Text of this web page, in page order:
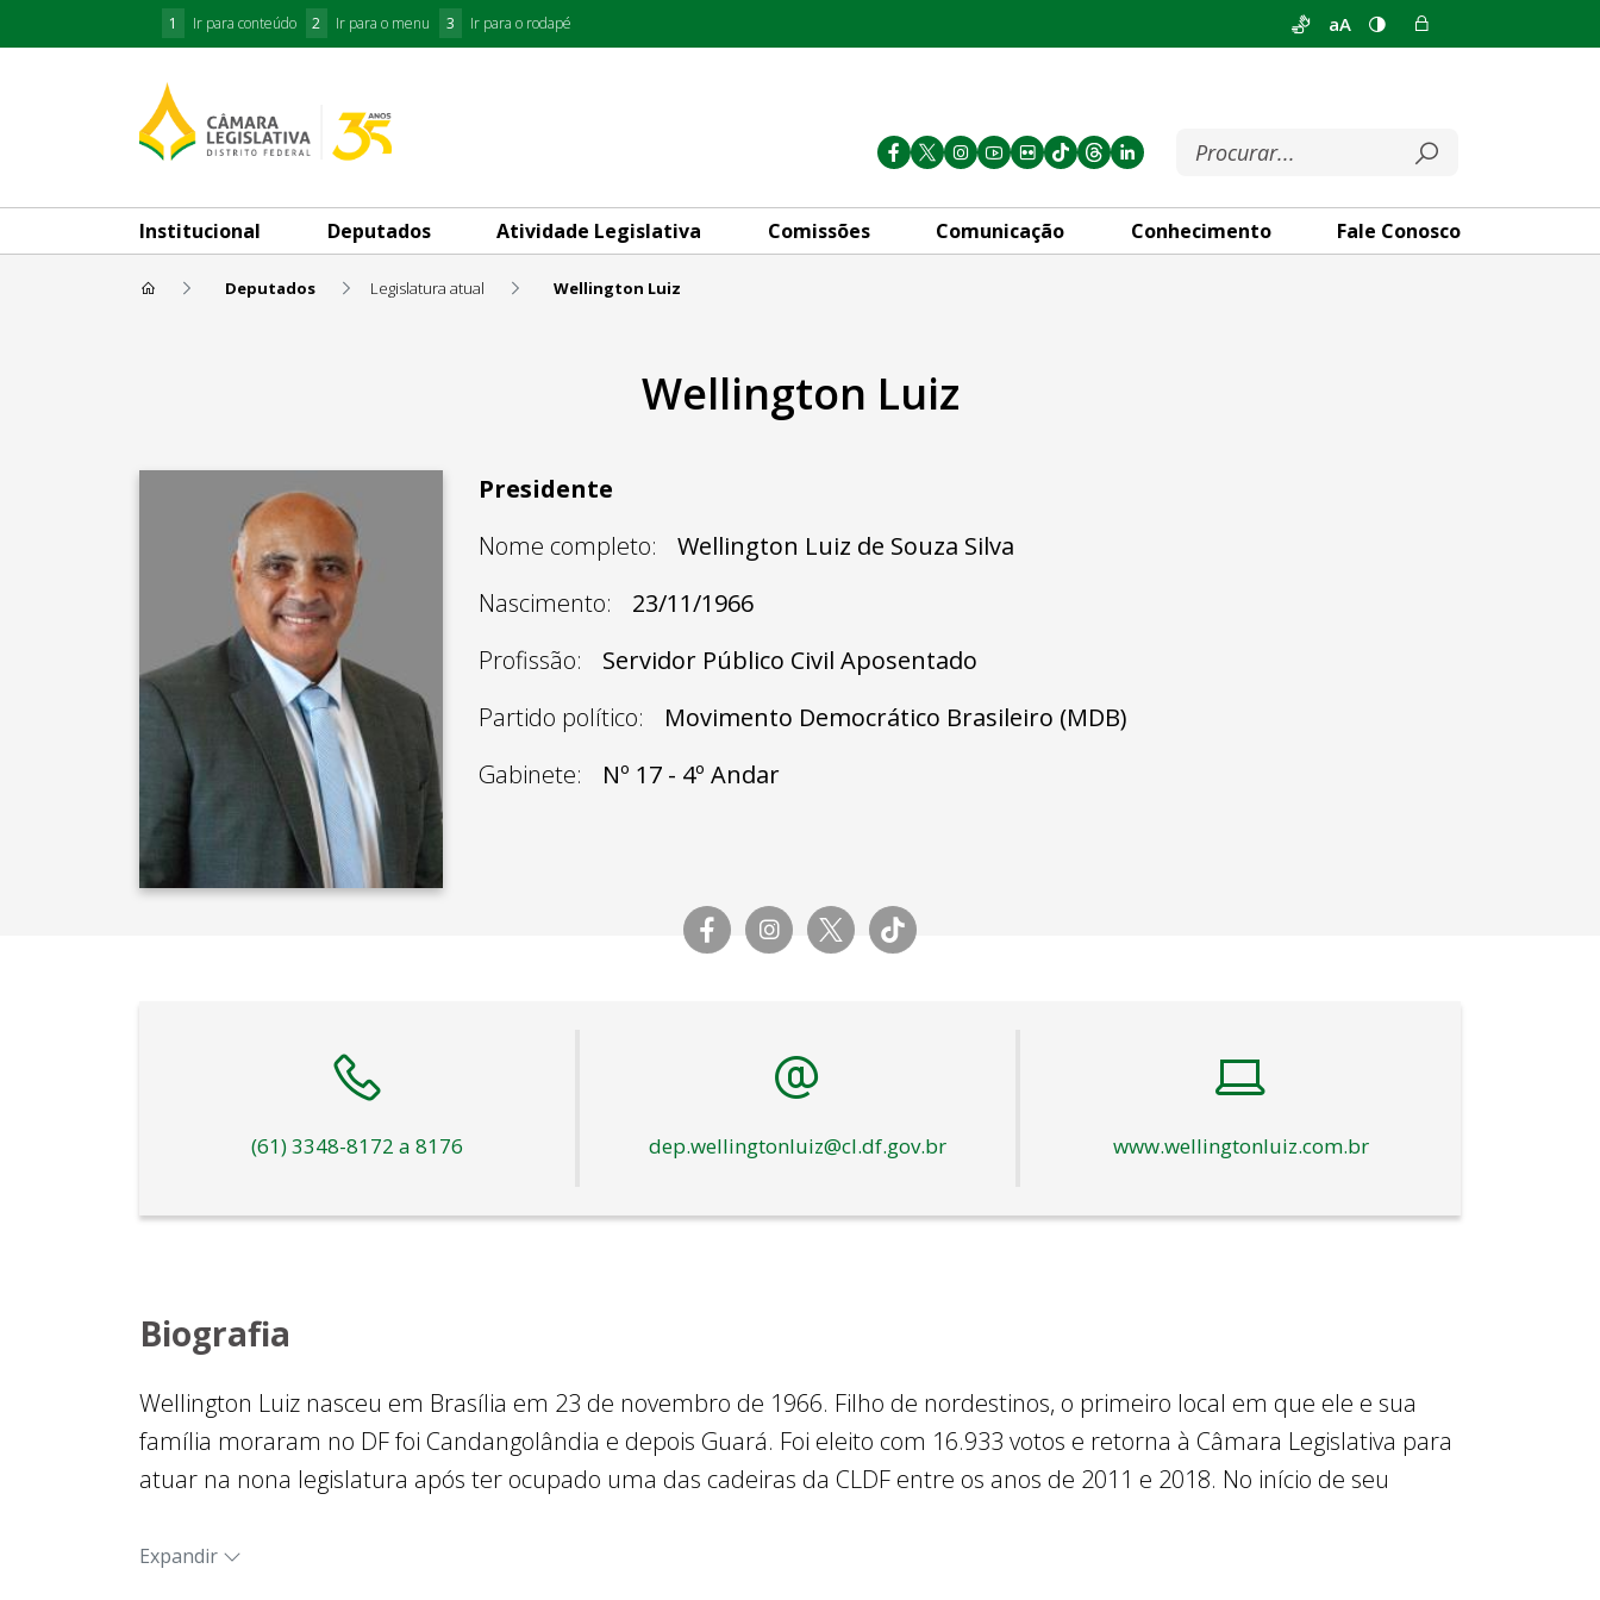
1 Ir para conteúdo 2 Ir para o menu 3 Ir para o rodapé aA
Institucional Deputados Atividade Legislativa Comissões Comunicação Conhecimento Fale Conosco
Deputados Legislatura atual Wellington Luiz
Wellington Luiz
Presidente
Nome completo:
Wellington Luiz de Souza Silva
Nascimento:
23/11/1966
Profissão:
Servidor Público Civil Aposentado
Partido político:
Movimento Democrático Brasileiro (MDB)
Gabinete:
Nº 17 - 4º Andar
(61) 3348-8172 a 8176 dep.wellingtonluiz@cl.df.gov.br www.wellingtonluiz.com.br
Biografia
Wellington Luiz nasceu em Brasília em 23 de novembro de 1966. Filho de nordestinos, o primeiro local em que ele e sua
família moraram no DF foi Candangolândia e depois Guará. Foi eleito com 16.933 votos e retorna à Câmara Legislativa para
atuar na nona legislatura após ter ocupado uma das cadeiras da CLDF entre os anos de 2011 e 2018. No início de seu
Iniciou a carreira profissional como bancário no antigo Banco Nacional e, em 1988, passou a atuar como bombeiro militar do
Expandir